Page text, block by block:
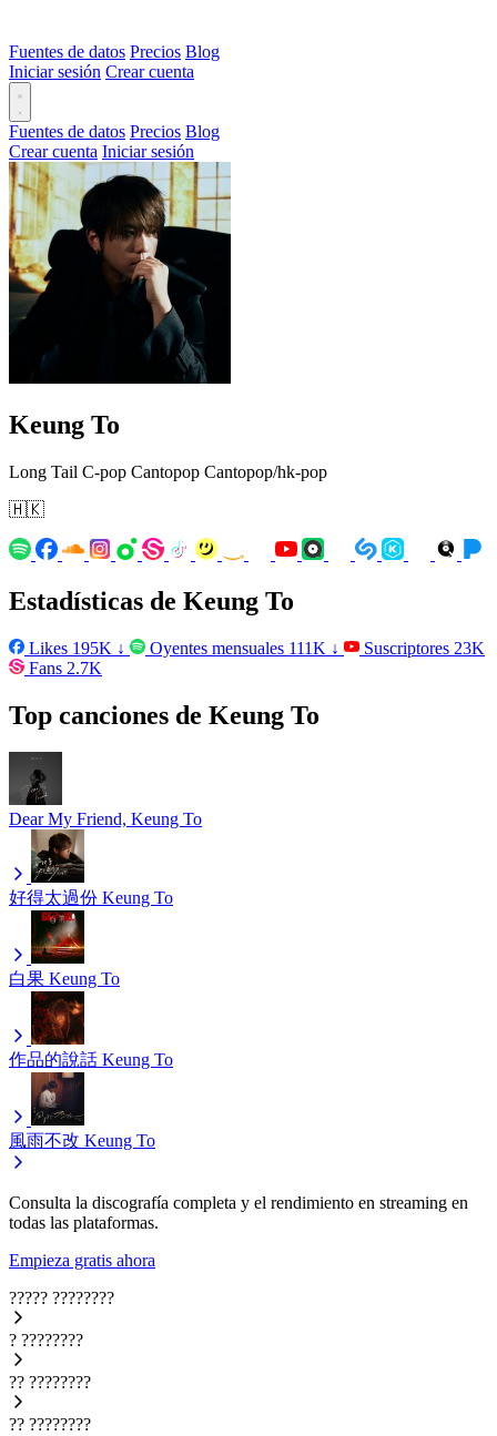
Fuentes de datos Precios Blog
Iniciar sesión Crear cuenta
Fuentes de datos Precios Blog
Crear cuenta Iniciar sesión
Keung To
Long Tail C-pop Cantopop Cantopop/hk-pop
🇭🇰
Estadísticas de Keung To
Likes 195K ↓ Oyentes mensuales 111K ↓ Suscriptores 23K
Fans 2.7K
Top canciones de Keung To
Dear My Friend, Keung To
好得太過份 Keung To
白果 Keung To
作品的說話 Keung To
風雨不改 Keung To
Consulta la discografía completa y el rendimiento en streaming en
todas las plataformas.
Empieza gratis ahora
????? ????????
? ????????
?? ????????
?? ????????